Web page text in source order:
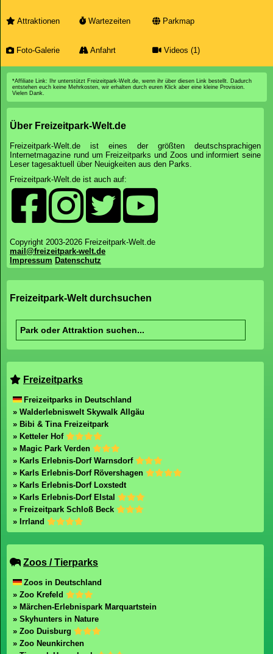
Attraktionen Wartezeiten Parkmap
Foto-Galerie Anfahrt Videos (1)
*Affiliate Link: Ihr unterstützt Freizeitpark-Welt.de, wenn ihr über diesen Link bestellt. Dadurch
entstehen euch keine Mehrkosten, wir erhalten durch euren Klick aber eine kleine Provision.
Vielen Dank.
Über Freizeitpark-Welt.de
Freizeitpark-Welt.de ist eines der größten deutschsprachigen
Internetmagazine rund um Freizeitparks und Zoos und informiert seine
Leser tagesaktuell über Neuigkeiten aus den Parks.
Freizeitpark-Welt.de ist auch auf:
Copyright 2003-2026 Freizeitpark-Welt.de
mail@freizeitpark-welt.de
Impressum Datenschutz
Freizeitpark-Welt durchsuchen
Freizeitparks
Freizeitparks in Deutschland
» Walderlebniswelt Skywalk Allgäu
» Bibi & Tina Freizeitpark
» Ketteler Hof
» Magic Park Verden
» Karls Erlebnis-Dorf Warnsdorf
» Karls Erlebnis-Dorf Rövershagen
» Karls Erlebnis-Dorf Loxstedt
» Karls Erlebnis-Dorf Elstal
» Freizeitpark Schloß Beck
» Irrland
Zoos / Tierparks
Zoos in Deutschland
» Zoo Krefeld
» Märchen-Erlebnispark Marquartstein
» Skyhunters in Nature
» Zoo Duisburg
» Zoo Neunkirchen